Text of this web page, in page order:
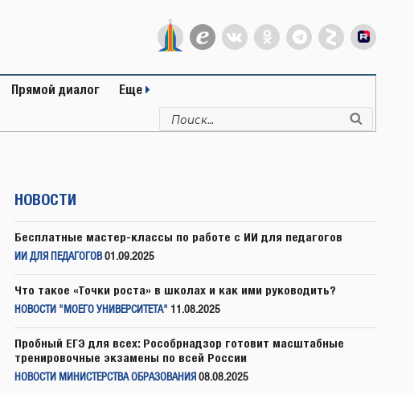
Прямой диалог Еще
Искать:
НОВОСТИ
Бесплатные мастер-классы по работе с ИИ для педагогов
ИИ ДЛЯ ПЕДАГОГОВ 01.09.2025
Что такое «Точки роста» в школах и как ими руководить?
НОВОСТИ "МОЕГО УНИВЕРСИТЕТА" 11.08.2025
Пробный ЕГЭ для всех: Рособрнадзор готовит масштабные
тренировочные экзамены по всей России
НОВОСТИ МИНИСТЕРСТВА ОБРАЗОВАНИЯ 08.08.2025